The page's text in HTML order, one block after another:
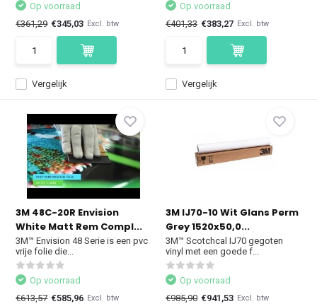
Vergelijk
Op voorraad
€361,29 €345,03 Excl. btw
Vergelijk
Op voorraad
€401,33 €383,27 Excl. btw
3M 48C-20R Envision
White Matt Rem Compl...
3M™ Envision 48 Serie is een pvc
vrije folie die...
Op voorraad
€613,57 €585,96 Excl. btw
3M IJ70-10 Wit Glans Perm
Grey 1520x50,0...
3M™ Scotchcal IJ70 gegoten
vinyl met een goede f...
Op voorraad
€985,90 €941,53 Excl. btw